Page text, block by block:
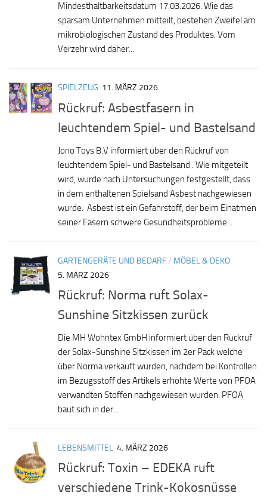
Mindesthaltbarkeitsdatum 17.03.2026. Wie das
sparsam Unternehmen mitteilt, bestehen Zweifel am
mikrobiologischen Zustand des Produktes. Vom
Verzehr wird daher...
SPIELZEUG 11. MÄRZ 2026
Rückruf: Asbestfasern in
leuchtendem Spiel- und Bastelsand
Jono Toys B.V informiert über den Rückruf von
leuchtendem Spiel- und Bastelsand . Wie mitgeteilt
wird, wurde nach Untersuchungen festgestellt, dass
in dem enthaltenen Spielsand Asbest nachgewiesen
wurde. Asbest ist ein Gefahrstoff, der beim Einatmen
seiner Fasern schwere Gesundheitsprobleme...
GARTENGERÄTE UND BEDARF/ MÖBEL & DEKO
5. MÄRZ 2026
Rückruf: Norma ruft Solax-
Sunshine Sitzkissen zurück
Die MH Wohntex GmbH informiert über den Rückruf
der Solax-Sunshine Sitzkissen im 2er Pack welche
über Norma verkauft wurden, nachdem bei Kontrollen
im Bezugsstoff des Artikels erhöhte Werte von PFOA
verwandten Stoffen nachgewiesen wurden. PFOA
baut sich in der...
LEBENSMITTEL 4. MÄRZ 2026
Rückruf: Toxin – EDEKA ruft
verschiedene Trink-Kokosnüsse